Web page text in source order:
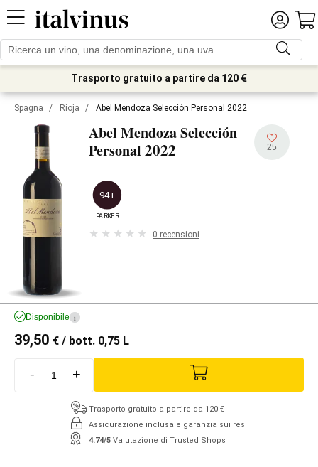
Trasporto gratuito a partire da 120 €
Spagna / Rioja / Abel Mendoza Selección Personal 2022
Abel Mendoza Selección
Personal 2022 25
94+
PARKER
0 recensioni
Disponibile i
39,50 € / bott. 0,75 L
- +
Trasporto gratuito a partire da 120 €
Assicurazione inclusa e garanzia sui resi
4.74/5 Valutazione di Trusted Shops